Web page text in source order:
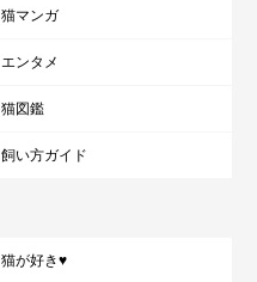
猫マンガ
エンタメ
猫図鑑
飼い方ガイド
猫が好き♥